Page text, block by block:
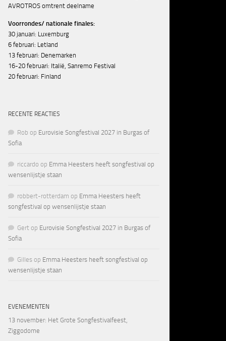
AVROTROS omtrent deelname
Voorrondes/ nationale finales:
30 januari: Luxemburg
6 februari: Letland
13 februari: Denemarken
16-20 februari: Italië, Sanremo Festival
20 februari: Finland
RECENTE REACTIES
Rob op Eurovisie Songfestival 2027 in Burgas of
Sofia
riccardo op Emma Heesters heeft songfestival op
wensenlijstje staan
robbert-rotterdam op Emma Heesters heeft
songfestival op wensenlijstje staan
Gert op Eurovisie Songfestival 2027 in Burgas of
Sofia
Gilles op Emma Heesters heeft songfestival op
wensenlijstje staan
EVENEMENTEN
13 november: Het Grote Songfestivalfeest,
Ziggodome